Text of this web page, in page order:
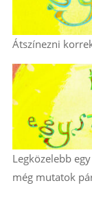
Átszínezni
Legközelebb
még mutatok